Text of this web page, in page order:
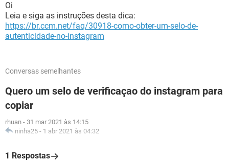
Oi
Leia e siga as instruções desta dica:
https://br.ccm.net/faq/30918-como-obter-um-selo-de-
autenticidade-no-instagram
Conversas semelhantes
Quero um selo de verificaçao do instagram para
copiar
rhuan - 31 mar 2021 às 14:15
ninha25 - 1 abr 2021 às 04:32
1 Respostas